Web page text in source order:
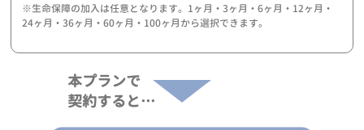
※生命保障の加入は任意となります。1ヶ月・3ヶ月・6ヶ月・12ヶ月・
24ヶ月・36ヶ月・60ヶ月・100ヶ月から選択できます。
本プランで
契約すると…